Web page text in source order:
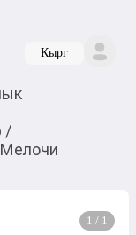
Кырг
/
1 / 1